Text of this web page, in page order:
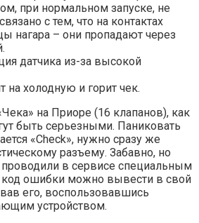
при нормальном запуске, не
с тем, что на контактах
нагара – они пропадают через
датчика из-за высокой
на холодную и горит чек.
на Приоре (16 клапанов), как
быть серьезными. Паниковать
«Check», нужно сразу же
разъему. Забавно, но
в сервисе специальным
код ошибки можно вывести в свой
его, воспользовавшись
устройством.